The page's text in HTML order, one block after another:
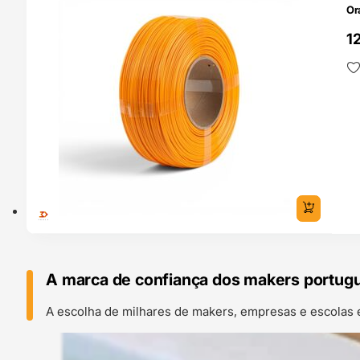
A marca de confiança dos makers
A escolha de milhares de makers, empresas e escolas